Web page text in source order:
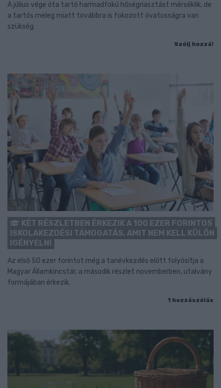
A július vége óta tartó harmadfokú hőségriasztást mérséklik, de
a tartós meleg miatt továbbra is fokozott óvatosságra van
szükség.
Szólj hozzá!
KÉT RÉSZLETBEN ÉRKEZIK A 100 EZER FORINTOS
ISKOLAKEZDÉSI TÁMOGATÁS, AMIT NEM KELL KÜLÖN
IGÉNYELNI
Az első 50 ezer forintot még a tanévkezdés előtt folyósítja a
Magyar Államkincstár, a második részlet novemberben, utalvány
formájában érkezik.
1 hozzászólás